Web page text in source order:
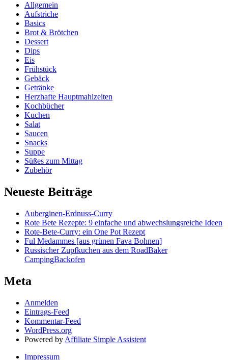
Allgemein
Aufstriche
Basics
Brot & Brötchen
Dessert
Dips
Eis
Frühstück
Gebäck
Getränke
Herzhafte Hauptmahlzeiten
Kochbücher
Kuchen
Salat
Saucen
Snacks
Suppe
Süßes zum Mittag
Zubehör
Neueste Beiträge
Auberginen-Erdnuss-Curry
Rote Bete Rezepte: 9 einfache und abwechslungsreiche Ideen
Rote-Bete-Curry: ein One Pot Rezept
Ful Medammes [aus grünen Fava Bohnen]
Russischer Zupfkuchen aus dem RoadBaker
CampingBackofen
Meta
Anmelden
Eintrags-Feed
Kommentar-Feed
WordPress.org
Powered by Affiliate Simple Assistent
Impressum